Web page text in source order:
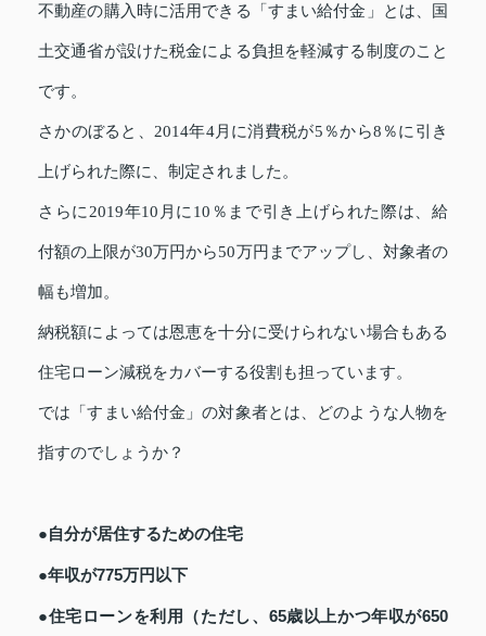
不動産の購入時に活用できる「すまい給付金」とは、国
土交通省が設けた税金による負担を軽減する制度のこと
です。
さかのぼると、2014年4月に消費税が5％から8％に引き
上げられた際に、制定されました。
さらに2019年10月に10％まで引き上げられた際は、給
付額の上限が30万円から50万円までアップし、対象者の
幅も増加。
納税額によっては恩恵を十分に受けられない場合もある
住宅ローン減税をカバーする役割も担っています。
では「すまい給付金」の対象者とは、どのような人物を
指すのでしょうか？
●自分が居住するための住宅
●年収が775万円以下
●住宅ローンを利用（ただし、65歳以上かつ年収が650